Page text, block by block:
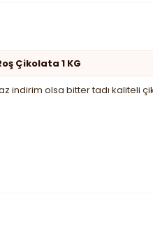
Çikolata 1 KG
indirim olsa bitter tadı